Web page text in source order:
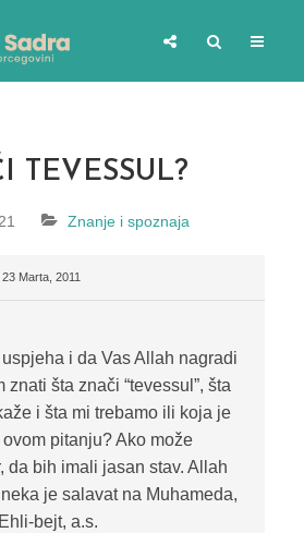
TEVESSUL?
Znanje i spoznaja
23 Marta, 2011
i da Vas Allah nagradi
znati šta znači “tevessul”, šta
i šta mi trebamo ili koja je
pitanju? Ako može
da bih imali jasan stav. Allah
je salavat na Muhameda,
bejt, a.s.